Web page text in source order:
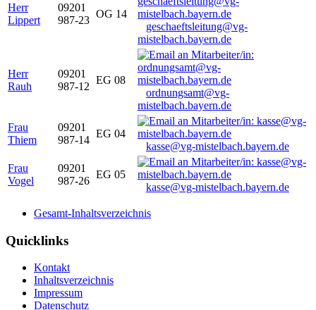
Herr
Lippert
09201
987-23
OG 14
geschaeftsleitung@vg-
mistelbach.bayern.de
Herr
Rauh
09201
987-12
EG 08
ordnungsamt@vg-
mistelbach.bayern.de
Frau
Thiem
09201
987-14
EG 04
kasse@vg-mistelbach.bayern.de
Frau
Vogel
09201
987-26
EG 05
kasse@vg-mistelbach.bayern.de
Gesamt-Inhaltsverzeichnis
Quicklinks
Kontakt
Inhaltsverzeichnis
Impressum
Datenschutz